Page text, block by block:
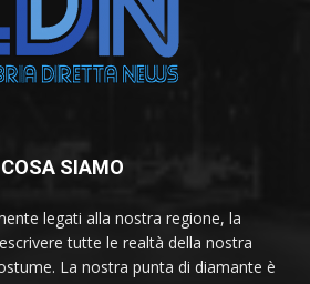
COSA SIAMO
legati alla nostra regione, la
tutte le realtà della nostra
La nostra punta di diamante è